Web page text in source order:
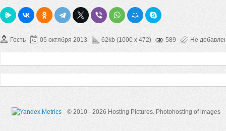
Гость 05 октября 2013 62kb (1000 x 472) 589 Не
© 2010 - 2026 Hosting Pictures. Photohosting of images